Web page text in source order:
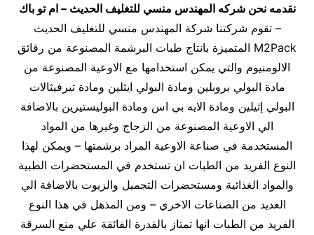
نقدمه نحن شركه المهندس منسي للتغليف الحديث – ام تو باك
– تقوم شركتنا شركة المهندس منسي للتغليف الحديث
M2Pack المتميزة بانتاج طبات البرشمة المصنوعة من رقائق
الالومنيوم والتي يمكن استخدامها مع الاوعية المصنوعة من
مادة البولي بروبلين ومادة البولي ايثلين ومادة تيرفيثالات
البولي إثيلين ومادة الايه بي اس ومادة البوليستيرين بالاضافة
الي الاوعية المصنوعة من الزجاج وغيرها من المواد
المستخدمة في صناعة الاوعية المراد برشمتها – ويمكن لهذا
النوع الفريد من الطبات ان تستخدم في المستحضرات الطبية
والمواد الغذائية ومستحضرات التجميل والزيوت بالاضافة الي
العديد من الصناعات الاخري – ومن المذهل في هذا النوع
الفريد من الطبات انها تمتاز بالقدرة الفائقة علي منع السرقة